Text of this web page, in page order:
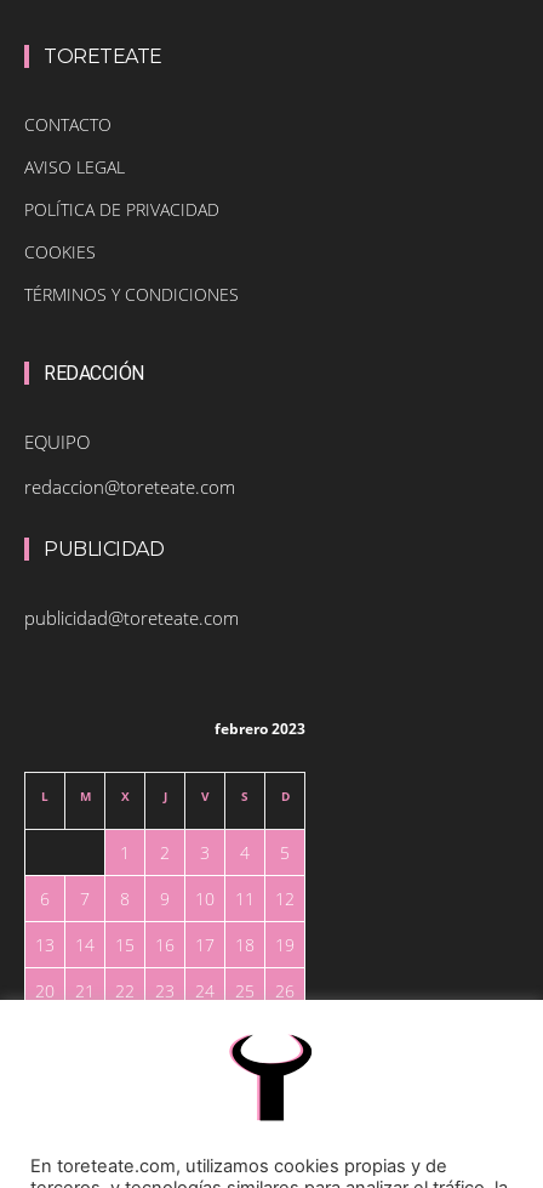
TORETEATE
CONTACTO
AVISO LEGAL
POLÍTICA DE PRIVACIDAD
COOKIES
TÉRMINOS Y CONDICIONES
REDACCIÓN
EQUIPO
redaccion@toreteate.com
PUBLICIDAD
publicidad@toreteate.com
febrero 2023
L M X J V S D
1 2 3 4
5
6
7 8 9 10 11
12
13
14 15 16 17 18
19
20
21 22 23 24 25
26
En toreteate.com, utilizamos cookies propias y de